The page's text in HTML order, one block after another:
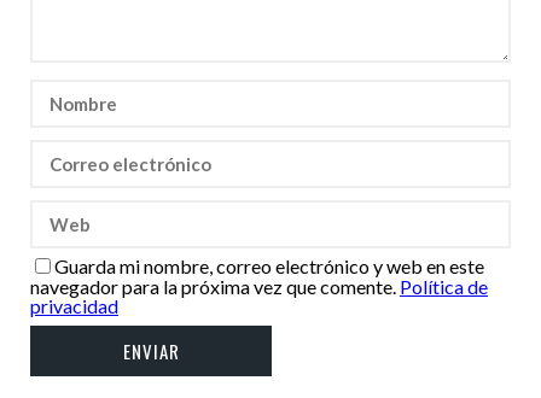
Guarda mi nombre, correo electrónico y web en este
navegador para la próxima vez que comente. Política de
privacidad